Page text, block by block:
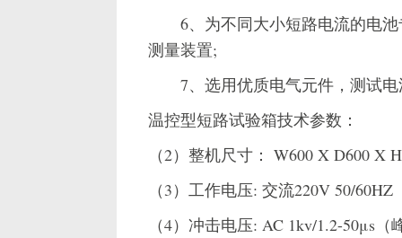
6、为不同大小短路电流的电池
测量装置;
7、选用优质电气元件，测试电
温控型短路试验箱技术参数：
（2）整机尺寸： W600 X D600 X
（3）工作电压: 交流220V 50/60HZ
（4）冲击电压: AC 1kv/1.2-50μs（